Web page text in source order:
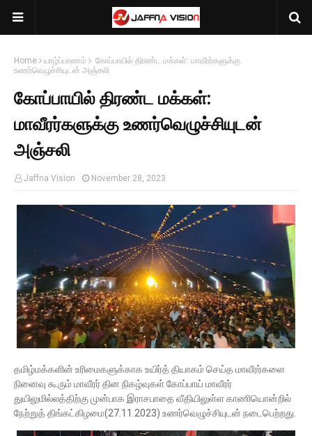
Home யாழ்ப்பாணம்
கோப்பாயில் திரண்ட மக்கள்: மாவீரர்களுக்கு
உணர்வெழுச்சியுடன் அஞ்சலி
கோப்பாயில் திரண்ட மக்கள்:
மாவீரர்களுக்கு உணர்வெழுச்சியுடன்
அஞ்சலி
Jaffna Vision November 28, 2023
தமிழ்மக்களின் உரிமைகளுக்காக உயிர்த் தியாகம் செய்த மாவீரர்களை
நினைவு கூரும் மாவீரர் தின நிகழ்வுகள் கோப்பாய் மாவீரர்
துயிலுமில்லத்திற்கு முன்பாக இராசபாதை வீதியிலுள்ள காணியொன்றில்
நேற்றுத் திங்கட்கிழமை(27.11.2023) உணர்வெழுச்சியுடன் நடைபெற்றது.